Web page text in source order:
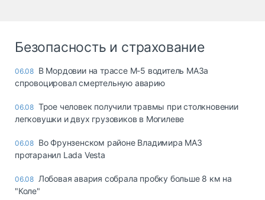
Безопасность и страхование
06.08 В Мордовии на трассе М-5 водитель МАЗа
спровоцировал смертельную аварию
06.08 Трое человек получили травмы при столкновении
легковушки и двух грузовиков в Могилеве
06.08 Во Фрунзенском районе Владимира МАЗ
протаранил Lada Vesta
06.08 Лобовая авария собрала пробку больше 8 км на
"Коле"